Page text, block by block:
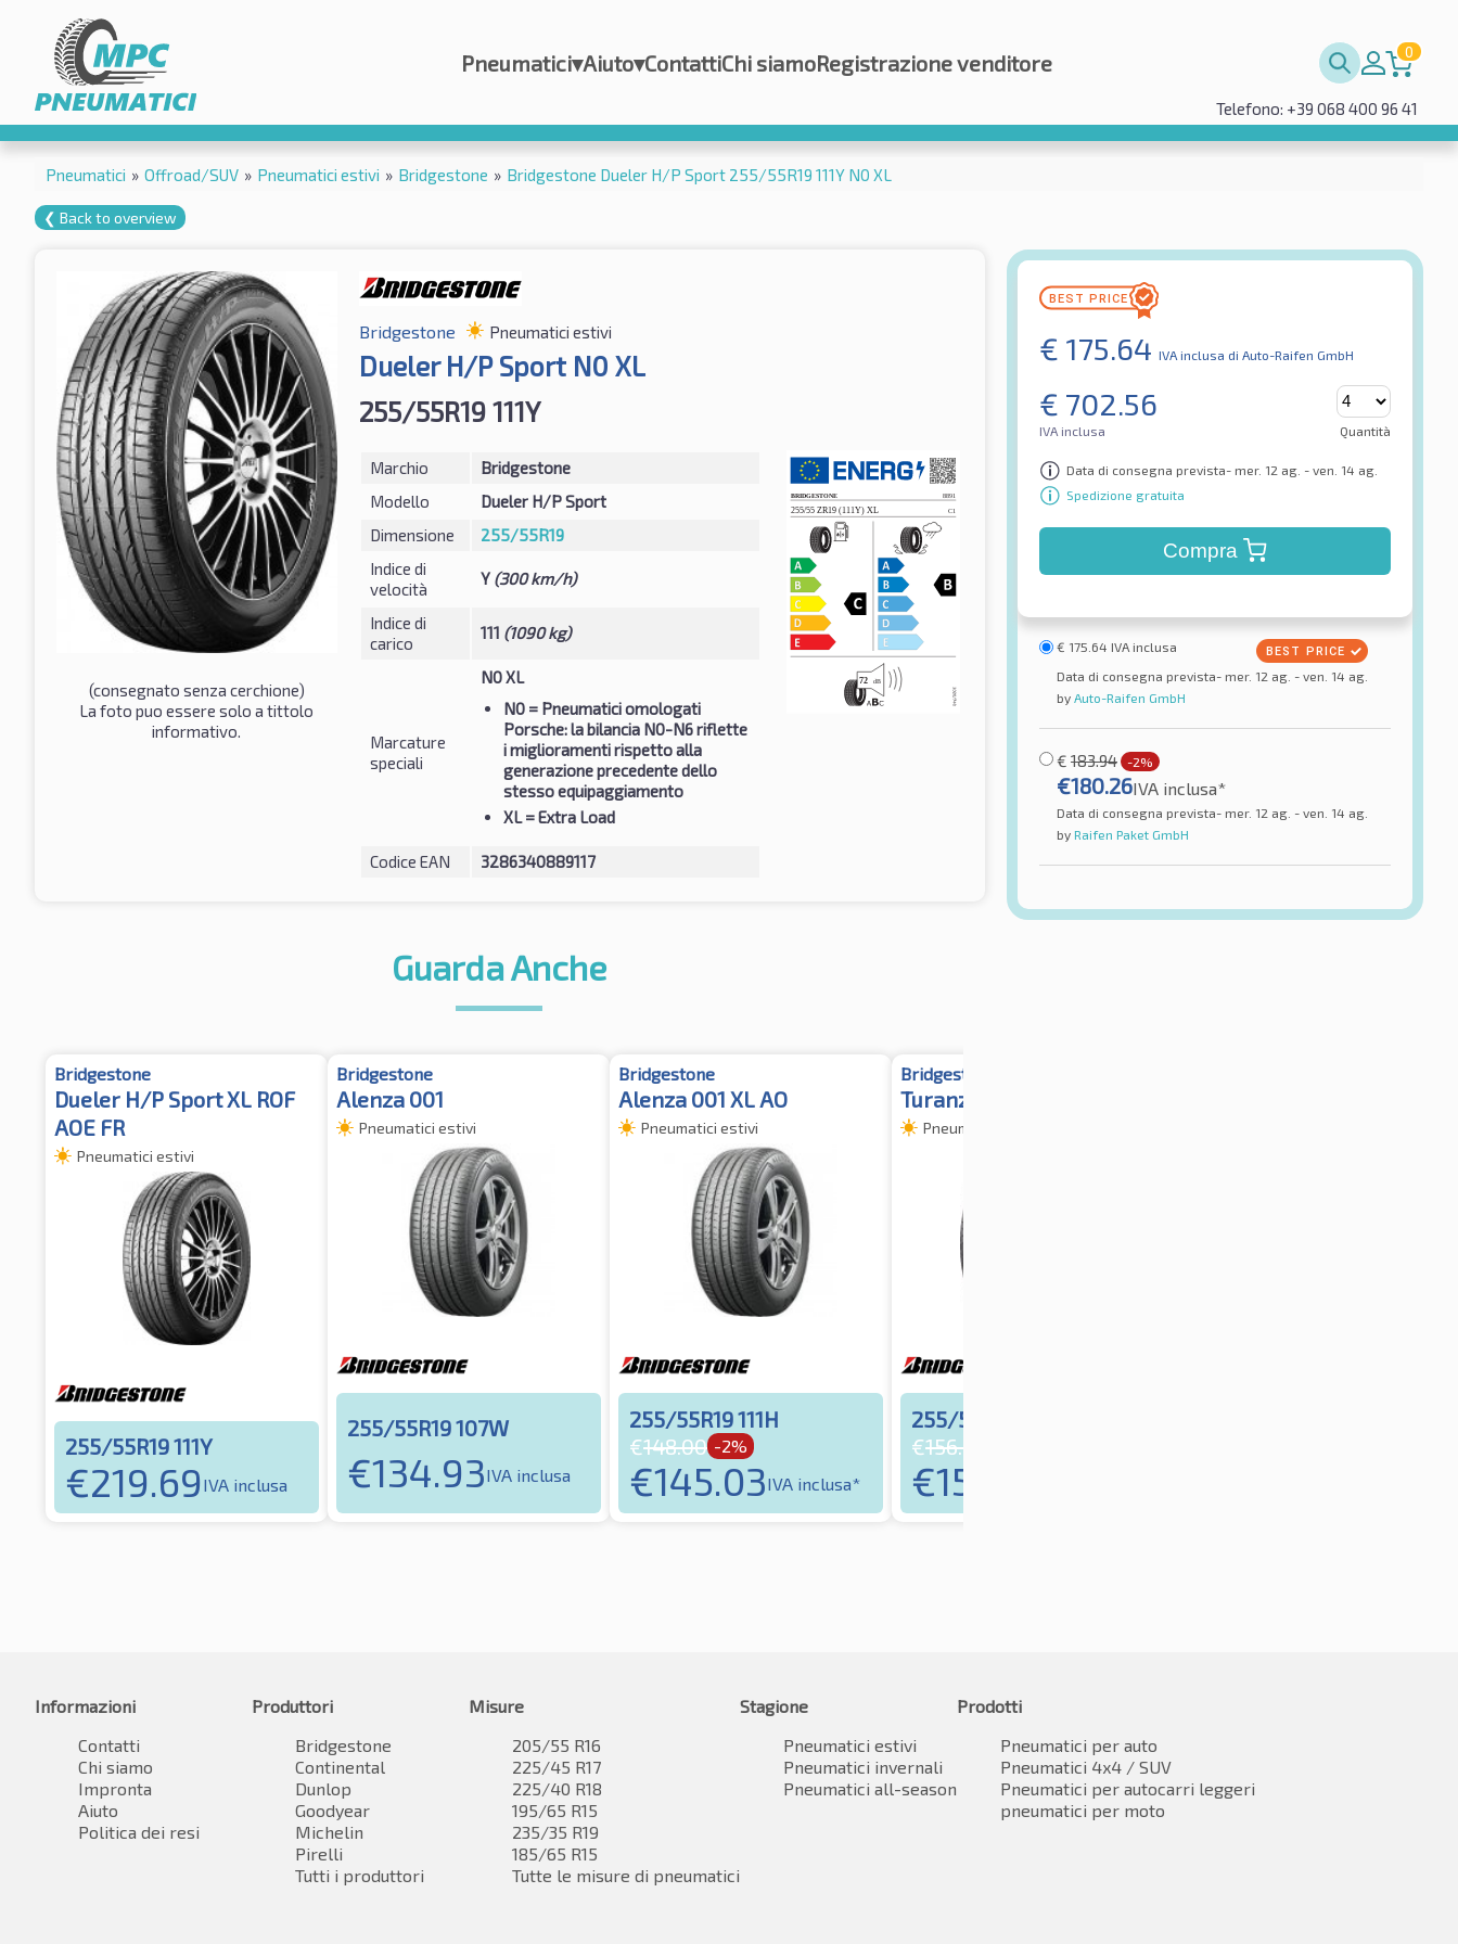
Pneumatici▾Aiuto▾ContattiChi siamoRegistrazione venditore 0
Telefono: +39 068 400 96 41
Pneumatici » Offroad/SUV » Pneumatici estivi » Bridgestone » Bridgestone Dueler H/P Sport 255/55R19 111Y N0 XL
❮ Back to overview
(consegnato senza cerchione)
La foto puo essere solo a tittolo
informativo.
Bridgestone Pneumatici estivi
Dueler H/P Sport N0 XL
255/55R19 111Y
Marchio
Bridgestone
Modello
Dueler H/P Sport
Dimensione
255/55R19
Indice di
velocità
Y (300 km/h)
Indice di
carico
111 (1090 kg)
Marcature
speciali
N0 XL
N0= Pneumatici omologati
Porsche: la bilancia N0-N6 riflette
i miglioramenti rispetto alla
generazione precedente dello
stesso equipaggiamento
XL= Extra Load
Codice EAN 3286340889117
€ 175.64 IVA inclusa di Auto-Raifen GmbH
€ 702.56
IVA inclusa Quantità
Data di consegna prevista- mer. 12 ag. - ven. 14 ag.
Spedizione gratuita
Compra
€ 175.64 IVA inclusa
Data di consegna prevista- mer. 12 ag. - ven. 14 ag.
by Auto-Raifen GmbH
€ 183.94 -2%
€180.26IVA inclusa*
Data di consegna prevista- mer. 12 ag. - ven. 14 ag.
by Raifen Paket GmbH
Guarda Anche
Bridgestone
Dueler H/P Sport XL ROF
AOE FR
Pneumatici estivi
255/55R19 111Y
€219.69IVA inclusa
Bridgestone
Alenza 001
Pneumatici estivi
255/55R19 107W
€134.93IVA inclusa
Bridgestone
Alenza 001 XL AO
Pneumatici estivi
255/55R19 111H
€148.00 -2%
€145.03IVA inclusa*
Bridgestone
Turanza 6 XL Enliten
Pneumatici estivi
255/55R19 111V
€156.26
€153.13
Informazioni
Contatti
Chi siamo
Impronta
Aiuto
Politica dei resi
Produttori
Bridgestone
Continental
Dunlop
Goodyear
Michelin
Pirelli
Tutti i produttori
Misure
205/55 R16
225/45 R17
225/40 R18
195/65 R15
235/35 R19
185/65 R15
Tutte le misure di pneumatici
Stagione
Pneumatici estivi
Pneumatici invernali
Pneumatici all-season
Prodotti
Pneumatici per auto
Pneumatici 4x4 / SUV
Pneumatici per autocarri leggeri
pneumatici per moto